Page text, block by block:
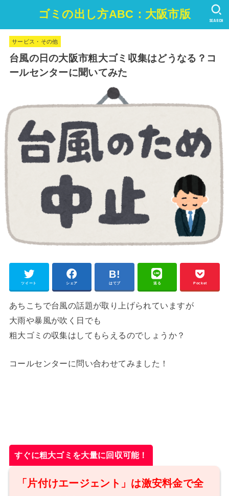
ゴミの出し方ABC：大阪市版 SEARCH
サービス・その他
台風の日の大阪市粗大ゴミ収集はどうなる？コ
ールセンターに聞いてみた
ツイート シェア はてブ 送る Pocket
あちこちで台風の話題が取り上げられていますが
大雨や暴風が吹く日でも
粗大ゴミの収集はしてもらえるのでしょうか？
コールセンターに問い合わせてみました！
すぐに粗大ゴミを大量に回収可能！
「片付けエージェント」は激安料金で全